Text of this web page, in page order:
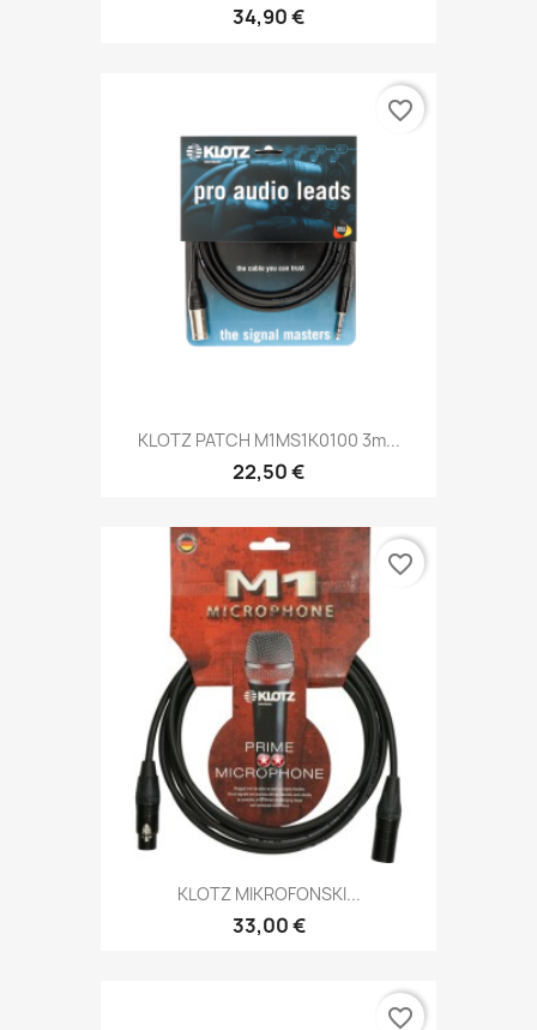
34,90 €
KLOTZ PATCH M1MS1K0100 3m...
22,50 €
favorite_border
KLOTZ MIKROFONSKI...
33,00 €
favorite_border
favorite_border